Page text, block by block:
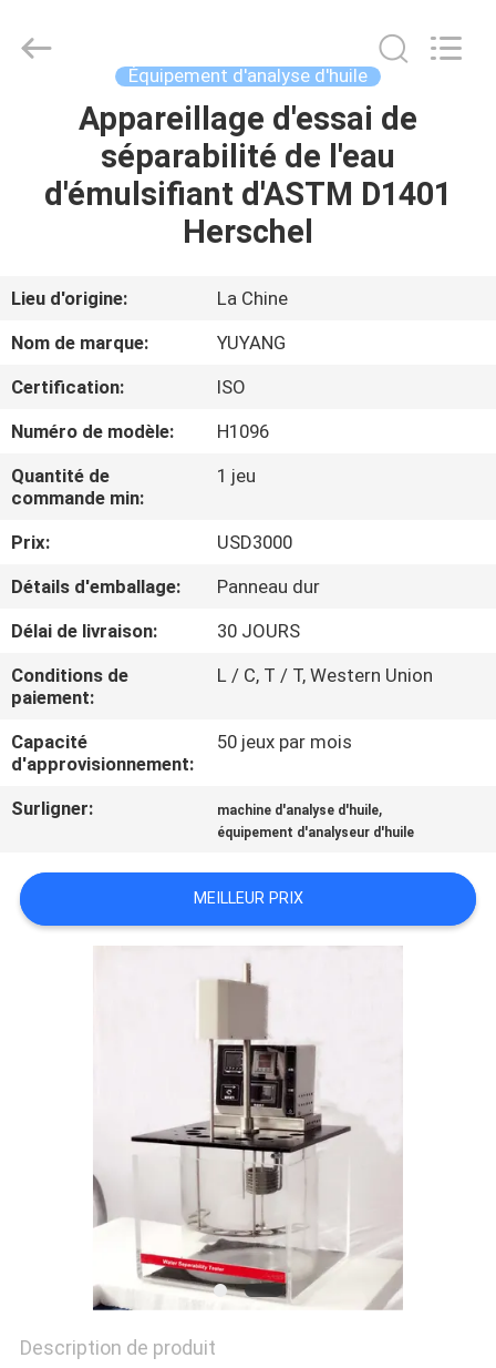
MAISON
PRODUITS
SHOW
SUJET
DE
NOUS
VISITE
D'USINE
CONTACTEZ-
NOUS
NOUVELLES
UNE
CITATION
POLITIQUE
CONFIDENTIALITÉ
INSTRUMENT
Équipement d'analyse d'huile
Appareillage d'essai de
séparabilité de l'eau
d'émulsifiant d'ASTM D1401
Herschel
Lieu d'origine:
La Chine
Nom de marque:
YUYANG
Certification:
ISO
Numéro de modèle:
H1096
Quantité de
commande min:
1 jeu
Prix:
USD3000
Détails d'emballage:
Panneau dur
Délai de livraison:
30 JOURS
Conditions de
paiement:
L / C, T / T, Western Union
Capacité
d'approvisionnement:
50 jeux par mois
Surligner: machine d'analyse d'huile,
équipement d'analyseur d'huile
MEILLEUR PRIX
Description de produit